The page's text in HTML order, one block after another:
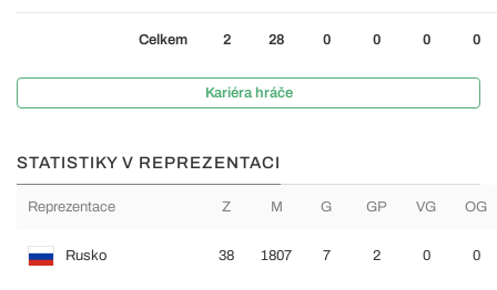
Celkem 2 28 0 0 0 0
Kariéra hráče
STATISTIKY V REPREZENTACI
Reprezentace Z M G GP VG OG
Rusko 38 1807 7 2 0 0